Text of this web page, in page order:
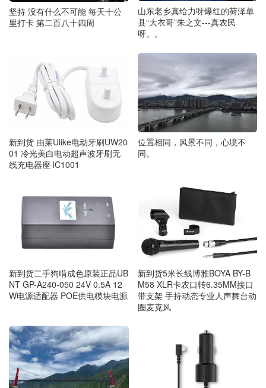
坚持 没有什么不可能 毎天十公
里打卡 第二百八十四周
山东老乡真给力呀爆红的荷泽单
县“大衣哥”朱之文---真农民
呀。。
新到货 由莱Ulike电动牙刷UW20
01 冷光美白电动超声波牙刷无
线充电器座 lC1001
位置相同，风景不同，心境不
同。
新到货二手狗啃成色原装正品UB
NT GP-A240-050 24V 0.5A 12
W电源适配器 POE供电模块电源
新到货5米长线博雅BOYA BY-B
M58 XLR卡农口转6.35MM接口
带支架 手持动态专业人声舞台动
圈麦克风